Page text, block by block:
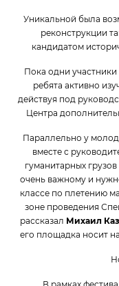
Уникальной была
реконструкции
кандидатом
Пока одни
ребята активно
действуя под
Центра
Параллельно у
вместе с
гуманитарных грузов
очень важному и
классе по плетению
зоне проведения
рассказал Михаил
его площадка носит